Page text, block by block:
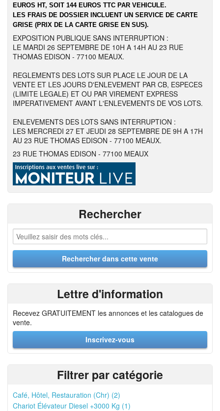
EUROS HT, SOIT 144 EUROS TTC PAR VEHICULE.
LES FRAIS DE DOSSIER INCLUENT UN SERVICE DE CARTE
GRISE (PRIX DE LA CARTE GRISE EN SUS).
EXPOSITION PUBLIQUE SANS INTERRUPTION :
LE MARDI 26 SEPTEMBRE DE 10H A 14H AU 23 RUE
THOMAS EDISON - 77100 MEAUX.
REGLEMENTS DES LOTS SUR PLACE LE JOUR DE LA
VENTE ET LES JOURS D'ENLEVEMENT PAR CB, ESPECES
(LIMITE LEGALE) ET OU PAR VIREMENT EXPRESS
IMPERATIVEMENT AVANT L'ENLEVEMENTS DE VOS LOTS.
ENLEVEMENTS DES LOTS SANS INTERRUPTION :
LES MERCREDI 27 ET JEUDI 28 SEPTEMBRE DE 9H A 17H
AU 23 RUE THOMAS EDISON - 77100 MEAUX.
23 RUE THOMAS EDISON - 77100 MEAUX
Rechercher
Lettre d'information
Recevez GRATUITEMENT les annonces et les catalogues de
vente.
Inscrivez-vous
Filtrer par catégorie
Café, Hôtel, Restauration (Chr) (2)
Chariot Élévateur Diesel +3000 Kg (1)